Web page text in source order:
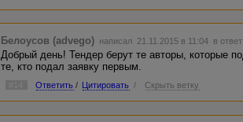
Белоусов (advego) написал 21.11.2015 в 11:04 в
Добрый день! Тендер берут те авторы, которые
те, кто подал заявку первым.
Ответить / Цитировать / Скрыть ветку